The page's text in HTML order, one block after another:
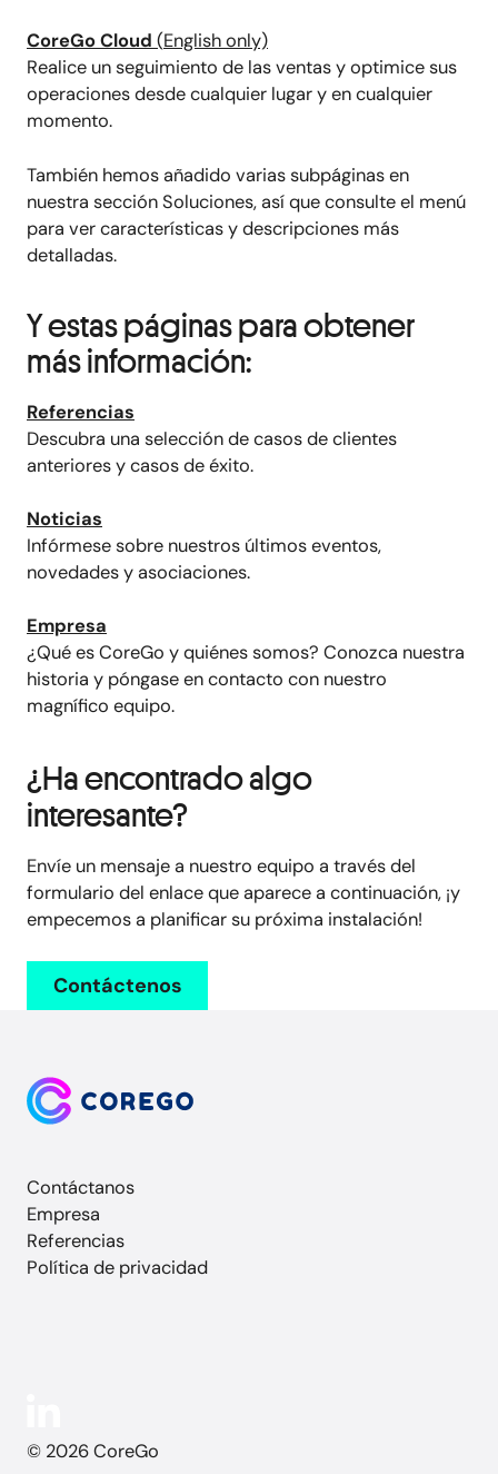
CoreGo Cloud (Englishonly)
Realice un seguimiento de las ventas y optimice sus
operaciones desde cualquier lugar y en cualquier
momento.
También hemos añadido varias subpáginas en
nuestra sección Soluciones, así que consulte el menú
para ver características y descripciones más
detalladas.
Y estas páginas para obtener
más información:
Referencias
Descubra una selección de casos de clientes
anteriores y casos de éxito.
Noticias
Infórmese sobre nuestros últimos eventos,
novedades y asociaciones.
Empresa
¿Qué es CoreGo y quiénes somos? Conozca nuestra
historia y póngase en contacto con nuestro
magnífico equipo.
¿Ha encontrado algo
interesante?
Envíe un mensaje a nuestro equipo a través del
formulario del enlace que aparece a continuación, ¡y
empecemos a planificar su próxima instalación!
Contáctenos
Contáctanos
Empresa
Referencias
Política de privacidad
© 2026 CoreGo